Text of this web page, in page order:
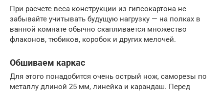
При расчете веса конструкции из гипсокартона не
забывайте учитывать будущую нагрузку — на полках в
ванной комнате обычно скапливается множество
флаконов, тюбиков, коробок и других мелочей.
Обшиваем каркас
Для этого понадобится очень острый нож, саморезы по
металлу длиной 25 мм, линейка и карандаш. Перед